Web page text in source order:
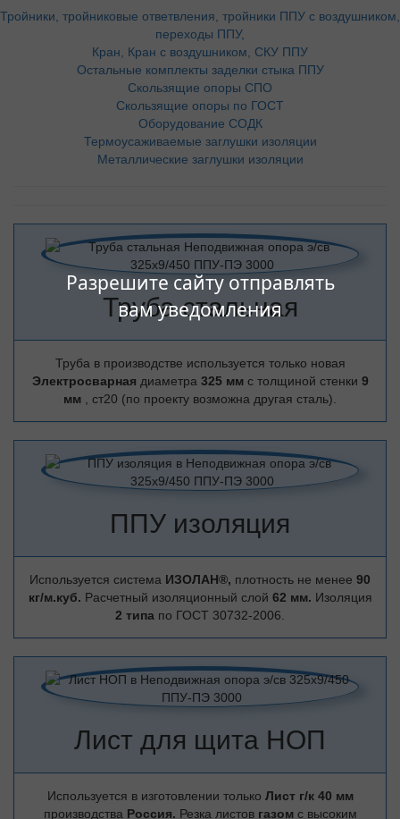
Разрешите сайту отправлять
вам уведомления
Тройники, тройниковые ответвления, тройники ППУ с воздушником,
переходы ППУ,
Кран, Кран с воздушником, СКУ ППУ
Остальные комплекты заделки стыка ППУ
Скользящие опоры СПО
Скользящие опоры по ГОСТ
Оборудование СОДК
Термоусаживаемые заглушки изоляции
Металлические заглушки изоляции
Труба стальная
Труба в производстве используется только новая
Электросварная диаметра 325 ммс толщиной стенки 9
мм , ст20 (по проекту возможна другая сталь).
ППУ изоляция
Используется система ИЗОЛАН®, плотность не менее 90
кг/м.куб. Расчетный изоляционный слой 62 мм. Изоляция
2 типа по ГОСТ 30732-2006.
Лист для щита НОП
Используется в изготовлении только Лист г/к 40 мм
производства Россия. Резка листов газомс высоким